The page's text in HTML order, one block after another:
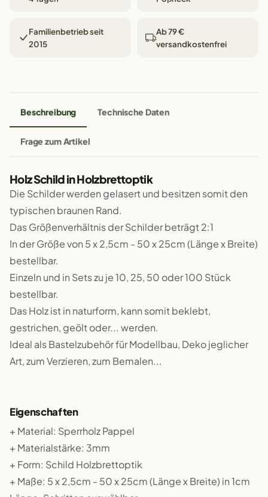
Familienbetrieb seit
2015
Ab 79 €
versandkostenfrei
Beschreibung Technische Daten
Frage zum Artikel
Holz Schild in Holzbrettoptik
Die Schilder werden gelasert und besitzen somit den
typischen braunen Rand.
Das Größenverhältnis der Schilder beträgt 2:1
In der Größe von 5 x 2,5cm - 50 x 25cm (Länge x Breite)
bestellbar.
Einzeln und in Sets zu je 10, 25, 50 oder 100 Stück
bestellbar.
Das Holz ist in naturform, kann somit beklebt,
gestrichen, geölt oder... werden.
Ideal als Bastelzubehör für Modellbau, Deko jeglicher
Art, zum Verzieren, zum Bemalen...
Eigenschaften
+ Material: Sperrholz Pappel
+ Materialstärke: 3mm
+ Form: Schild Holzbrettoptik
+ Maße: 5 x 2,5cm - 50 x 25cm (Länge x Breite) in 1cm